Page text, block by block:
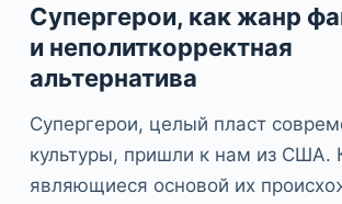
Супергерои, как жанр
и неполиткорректная
альтернатива
Супергерои, целый пласт
культуры, пришли к нам из США.
являющиеся основой их